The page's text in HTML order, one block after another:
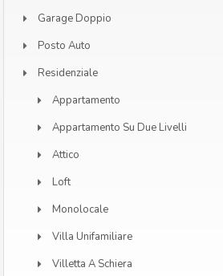
Garage Doppio
Posto Auto
Residenziale
Appartamento
Appartamento Su Due Livelli
Attico
Loft
Monolocale
Villa Unifamiliare
Villetta A Schiera